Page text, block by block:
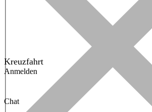
Kreuzfahrt
Anmelden
Chat